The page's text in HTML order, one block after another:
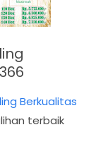
Berkualitas
terbaik